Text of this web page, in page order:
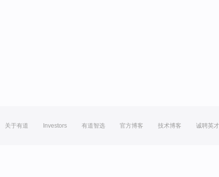
关于有道 Investors 有道智选 官方博客 技术博客 诚聘英才